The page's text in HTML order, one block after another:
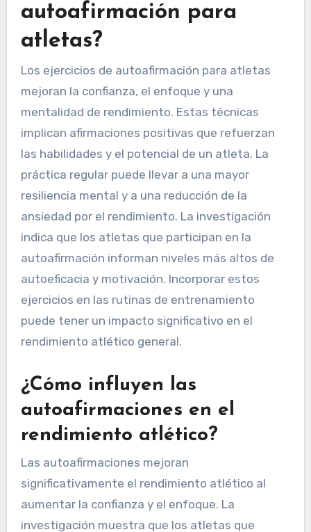
autoafirmación para
atletas?
Los ejercicios de autoafirmación para atletas
mejoran la confianza, el enfoque y una
mentalidad de rendimiento. Estas técnicas
implican afirmaciones positivas que refuerzan
las habilidades y el potencial de un atleta. La
práctica regular puede llevar a una mayor
resiliencia mental y a una reducción de la
ansiedad por el rendimiento. La investigación
indica que los atletas que participan en la
autoafirmación informan niveles más altos de
autoeficacia y motivación. Incorporar estos
ejercicios en las rutinas de entrenamiento
puede tener un impacto significativo en el
rendimiento atlético general.
¿Cómo influyen las
autoafirmaciones en el
rendimiento atlético?
Las autoafirmaciones mejoran
significativamente el rendimiento atlético al
aumentar la confianza y el enfoque. La
investigación muestra que los atletas que